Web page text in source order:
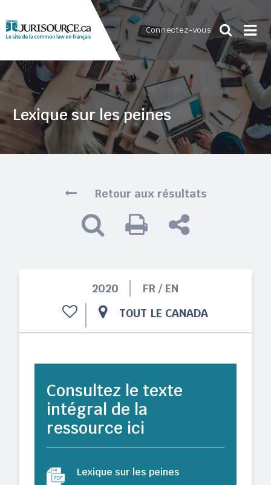
Connectez-vous
Lexique sur les peines
Retour aux résultats
2020
FR / EN
TOUT LE CANADA
Consultez le texte
intégral de la
ressource ici
Lexique sur les peines